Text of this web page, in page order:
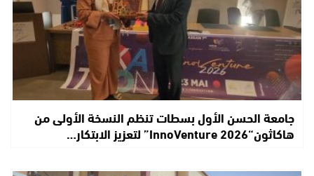
جامعة الحسن الأول بسطات تنظم النسخة الأولى من
هاكاثون“InnoVenture 2026” لتعزيز الابتكار…